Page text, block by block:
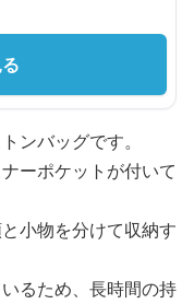
ンバッグです。
ーポケットが付いて
小物を分けて収納す
るため、長時間の持